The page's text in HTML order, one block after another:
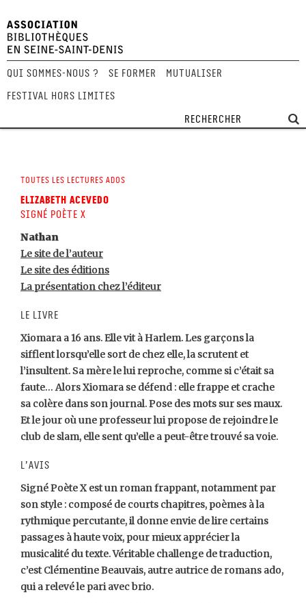
Qui sommes-nous ? Se former
Mutualiser
Festival Hors Limites
Toutes les lectures ados
Elizabeth Acevedo
Signé poète X
Nathan
Le site de l’auteur
Le site des éditions
La présentation chez l’éditeur
Le livre
Xiomara a 16 ans. Elle vit à Harlem. Les garçons la
sifflent lorsqu’elle sort de chez elle, la scrutent et
l’insultent. Sa mère le lui reproche, comme si c’était sa
faute… Alors Xiomara se défend : elle frappe et crache
sa colère dans son journal. Pose des mots sur ses maux.
Et le jour où une professeur lui propose de rejoindre le
club de slam, elle sent qu’elle a peut-être trouvé sa voie.
L’avis
Signé Poète X est un roman frappant, notamment par
son style : composé de courts chapitres, poèmes à la
rythmique percutante, il donne envie de lire certains
passages à haute voix, pour mieux apprécier la
musicalité du texte. Véritable challenge de traduction,
c’est Clémentine Beauvais, autre autrice de romans ado,
qui a relevé le pari avec brio.